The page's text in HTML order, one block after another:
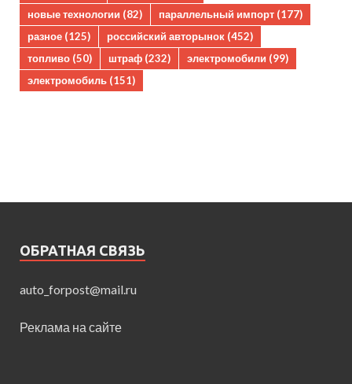
новые технологии (82) параллельный импорт (177)
разное (125) российский авторынок (452)
топливо (50) штраф (232) электромобили (99)
электромобиль (151)
ОБРАТНАЯ СВЯЗЬ
auto_forpost@mail.ru
Реклама на сайте